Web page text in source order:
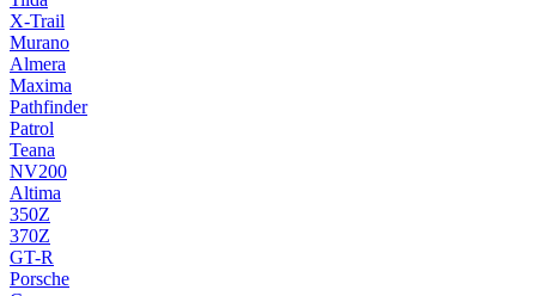
X-Trail
Murano
Almera
Maxima
Pathfinder
Patrol
Teana
NV200
Altima
350Z
370Z
GT-R
Porsche